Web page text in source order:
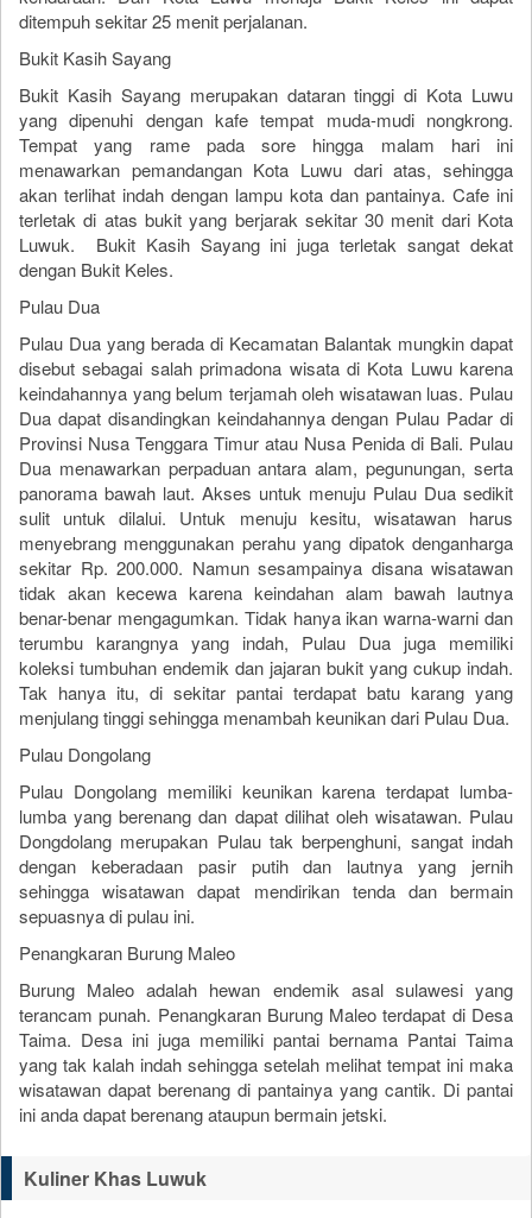
ditempuh sekitar 25 menit perjalanan.
Bukit Kasih Sayang
Bukit Kasih Sayang merupakan dataran tinggi di Kota Luwu
yang dipenuhi dengan kafe tempat muda-mudi nongkrong.
Tempat yang rame pada sore hingga malam hari ini
menawarkan pemandangan Kota Luwu dari atas, sehingga
akan terlihat indah dengan lampu kota dan pantainya. Cafe ini
terletak di atas bukit yang berjarak sekitar 30 menit dari Kota
Luwuk. Bukit Kasih Sayang ini juga terletak sangat dekat
dengan Bukit Keles.
Pulau Dua
Pulau Dua yang berada di Kecamatan Balantak mungkin dapat
disebut sebagai salah primadona wisata di Kota Luwu karena
keindahannya yang belum terjamah oleh wisatawan luas. Pulau
Dua dapat disandingkan keindahannya dengan Pulau Padar di
Provinsi Nusa Tenggara Timur atau Nusa Penida di Bali. Pulau
Dua menawarkan perpaduan antara alam, pegunungan, serta
panorama bawah laut. Akses untuk menuju Pulau Dua sedikit
sulit untuk dilalui. Untuk menuju kesitu, wisatawan harus
menyebrang menggunakan perahu yang dipatok denganharga
sekitar Rp. 200.000. Namun sesampainya disana wisatawan
tidak akan kecewa karena keindahan alam bawah lautnya
benar-benar mengagumkan. Tidak hanya ikan warna-warni dan
terumbu karangnya yang indah, Pulau Dua juga memiliki
koleksi tumbuhan endemik dan jajaran bukit yang cukup indah.
Tak hanya itu, di sekitar pantai terdapat batu karang yang
menjulang tinggi sehingga menambah keunikan dari Pulau Dua.
Pulau Dongolang
Pulau Dongolang memiliki keunikan karena terdapat lumba-
lumba yang berenang dan dapat dilihat oleh wisatawan. Pulau
Dongdolang merupakan Pulau tak berpenghuni, sangat indah
dengan keberadaan pasir putih dan lautnya yang jernih
sehingga wisatawan dapat mendirikan tenda dan bermain
sepuasnya di pulau ini.
Penangkaran Burung Maleo
Burung Maleo adalah hewan endemik asal sulawesi yang
terancam punah. Penangkaran Burung Maleo terdapat di Desa
Taima. Desa ini juga memiliki pantai bernama Pantai Taima
yang tak kalah indah sehingga setelah melihat tempat ini maka
wisatawan dapat berenang di pantainya yang cantik. Di pantai
ini anda dapat berenang ataupun bermain jetski.
Kuliner Khas Luwuk